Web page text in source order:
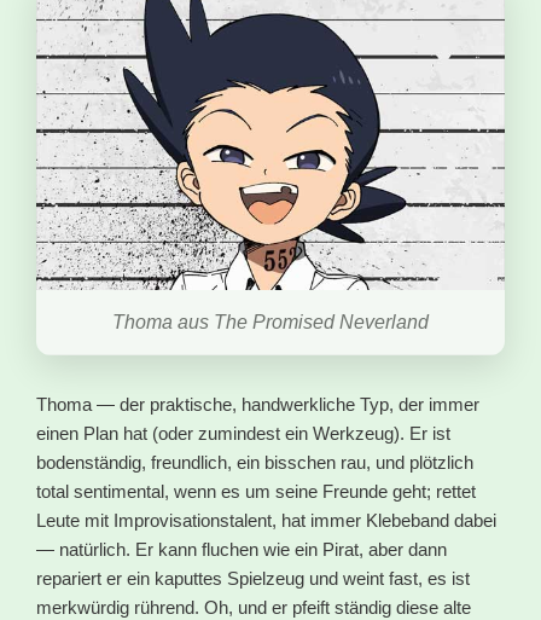
Thoma aus The Promised Neverland
Thoma — der praktische, handwerkliche Typ, der immer
einen Plan hat (oder zumindest ein Werkzeug). Er ist
bodenständig, freundlich, ein bisschen rau, und plötzlich
total sentimental, wenn es um seine Freunde geht; rettet
Leute mit Improvisationstalent, hat immer Klebeband dabei
— natürlich. Er kann fluchen wie ein Pirat, aber dann
repariert er ein kaputtes Spielzeug und weint fast, es ist
merkwürdig rührend. Oh, und er pfeift ständig diese alte